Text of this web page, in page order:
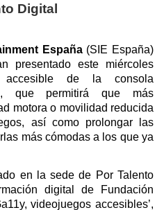
Digital
España(SIE España)
presentado este miércoles
de la consola
que permitirá que más
motora o movilidad reducida
así como prolongar las
más cómodas a los que ya
en la sede de Por Talento
digital de Fundación
videojuegos accesibles’,